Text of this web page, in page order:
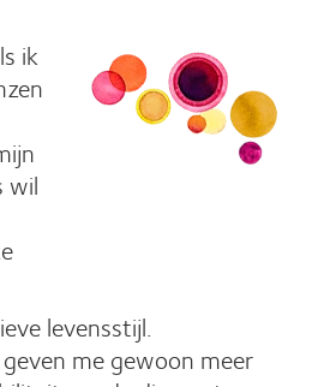
ik
wil
levensstijl.
me gewoon meer